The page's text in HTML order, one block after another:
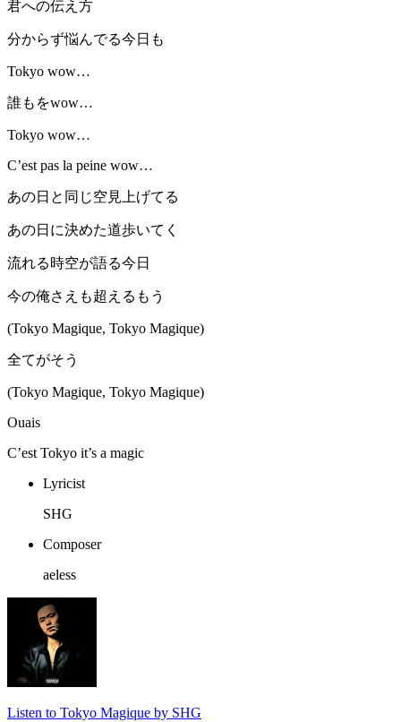
君への伝え方
分からず悩んでる今日も
Tokyo wow…
誰もをwow…
Tokyo wow…
C’est pas la peine wow…
あの日と同じ空見上げてる
あの日に決めた道歩いてく
流れる時空が語る今日
今の俺さえも超えるもう
(Tokyo Magique, Tokyo Magique)
全てがそう
(Tokyo Magique, Tokyo Magique)
Ouais
C’est Tokyo it’s a magic
Lyricist
SHG
Composer
aeless
Listen to Tokyo Magique by SHG